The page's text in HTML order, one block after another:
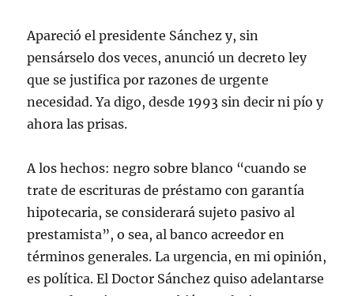
Apareció el presidente Sánchez y, sin
pensárselo dos veces, anunció un decreto ley
que se justifica por razones de urgente
necesidad. Ya digo, desde 1993 sin decir ni pío y
ahora las prisas.
A los hechos: negro sobre blanco “cuando se
trate de escrituras de préstamo con garantía
hipotecaria, se considerará sujeto pasivo al
prestamista”, o sea, al banco acreedor en
términos generales. La urgencia, en mi opinión,
es política. El Doctor Sánchez quiso adelantarse